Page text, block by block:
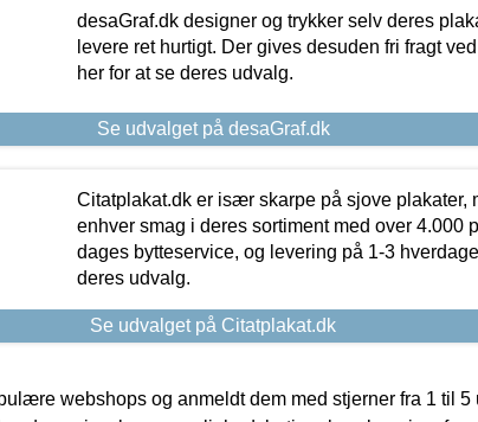
desaGraf.dk designer og trykker selv deres
levere ret hurtigt. Der gives desuden fri fragt
her for at se deres udvalg.
Se udvalget på desaGraf.dk
Citatplakat.dk er især skarpe på sjove plakater,
enhver smag i deres sortiment med over 4.000
dages bytteservice, og levering på 1-3
deres udvalg.
Se udvalget på Citatplakat.dk
webshops og anmeldt dem med stjerner fra 1 til 5